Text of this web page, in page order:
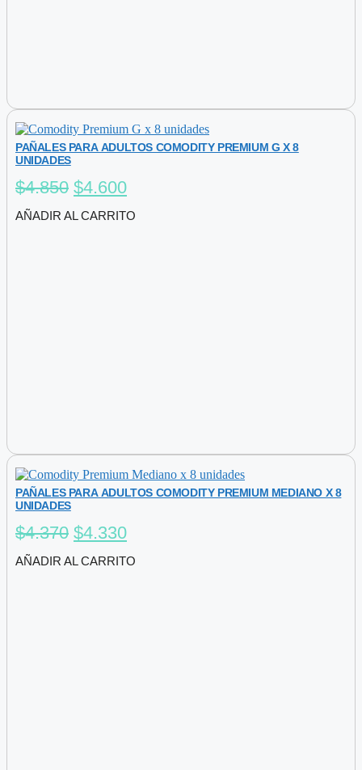
PAÑALES PARA ADULTOS COMODITY PREMIUM G X 8
UNIDADES
$4.850 El
precio
$4.600El
precio
AÑADIR AL CARRITO
PAÑALES PARA ADULTOS COMODITY PREMIUM MEDIANO X 8
UNIDADES
$4.370 El
precio
$4.330El
precio
AÑADIR AL CARRITO